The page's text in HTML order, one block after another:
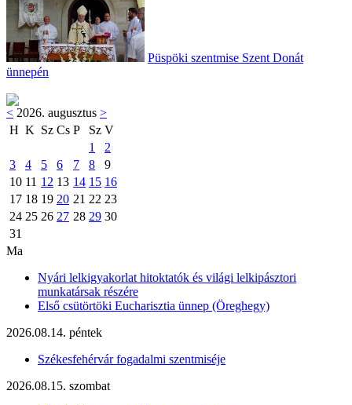
Püspöki szentmise Szent Donát
ünnepén
< 2026. augusztus >
H K Sz Cs P Sz V
1
2
3
4 5 6 7 8
9
10 11 12 13 14 15 16
17 18 19 20 21 22 23
24 25 26 27 28 29 30
31
Ma
Nyári lelkigyakorlat hitoktatók és világi lelkipásztori
munkatársak részére
Első csütörtöki Eucharisztia ünnep (Öreghegy)
2026.08.14. péntek
Székesfehérvár fogadalmi szentmiséje
2026.08.15. szombat